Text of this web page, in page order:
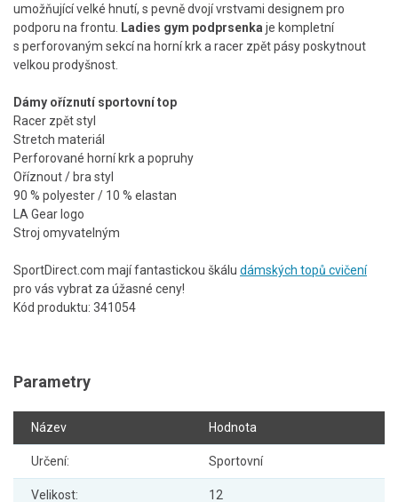
umožňující velké hnutí, s pevně dvojí vrstvami designem pro
podporu na frontu.
Ladies gym podprsenka je kompletní
s perforovaným sekcí na horní krk a racer zpět pásy poskytnout
velkou prodyšnost.
Dámy oříznutí sportovní top
Racer zpět styl
Stretch materiál
Perforované horní krk a popruhy
Oříznout / bra styl
90 % polyester / 10 % elastan
LA Gear logo
Stroj omyvatelným
SportDirect.com mají fantastickou škálu dámských topů cvičení
pro vás vybrat za úžasné ceny!
Kód produktu: 341054
Parametry
Název Hodnota
Určení: Sportovní
Velikost: 12